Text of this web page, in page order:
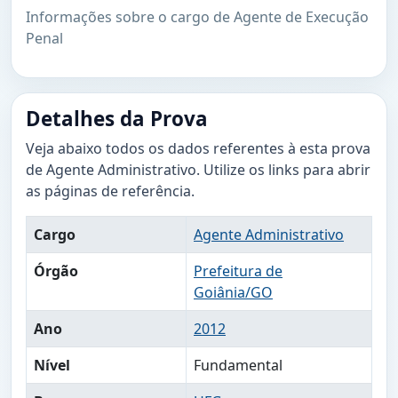
Informações sobre o cargo de Agente de Execução
Penal
Detalhes da Prova
Veja abaixo todos os dados referentes à esta prova
de Agente Administrativo. Utilize os links para abrir
as páginas de referência.
Cargo
Agente Administrativo
Órgão
Prefeitura de
Goiânia/GO
Ano
2012
Nível
Fundamental